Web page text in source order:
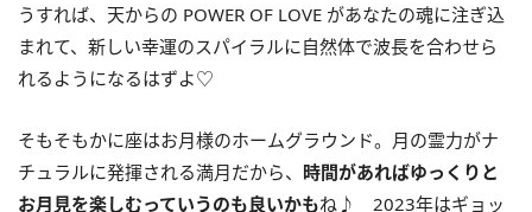
うすれば、天からの POWER OF LOVE があなたの魂に注ぎ込
まれて、新しい幸運のスパイラルに自然体で波長を合わせら
れるようになるはずよ♡
そもそもかに座はお月様のホームグラウンド。月の霊力がナ
チュラルに発揮される満月だから、 時間があればゆっくりと
お月見を楽しむっていうのも良いかもね♪ 2023年はギョッ